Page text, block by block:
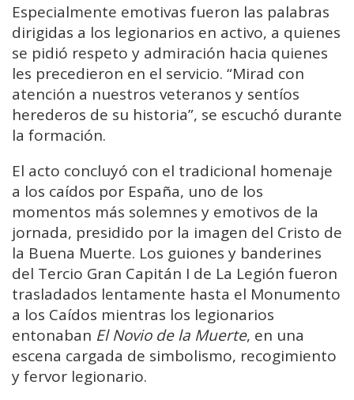
Especialmente emotivas fueron las palabras
dirigidas a los legionarios en activo, a quienes
se pidió respeto y admiración hacia quienes
les precedieron en el servicio. “Mirad con
atención a nuestros veteranos y sentíos
herederos de su historia”, se escuchó durante
la formación.
El acto concluyó con el tradicional homenaje
a los caídos por España, uno de los
momentos más solemnes y emotivos de la
jornada, presidido por la imagen del Cristo de
la Buena Muerte. Los guiones y banderines
del Tercio Gran Capitán I de La Legión fueron
trasladados lentamente hasta el Monumento
a los Caídos mientras los legionarios
entonaban El Novio de la Muerte, en una
escena cargada de simbolismo, recogimiento
y fervor legionario.